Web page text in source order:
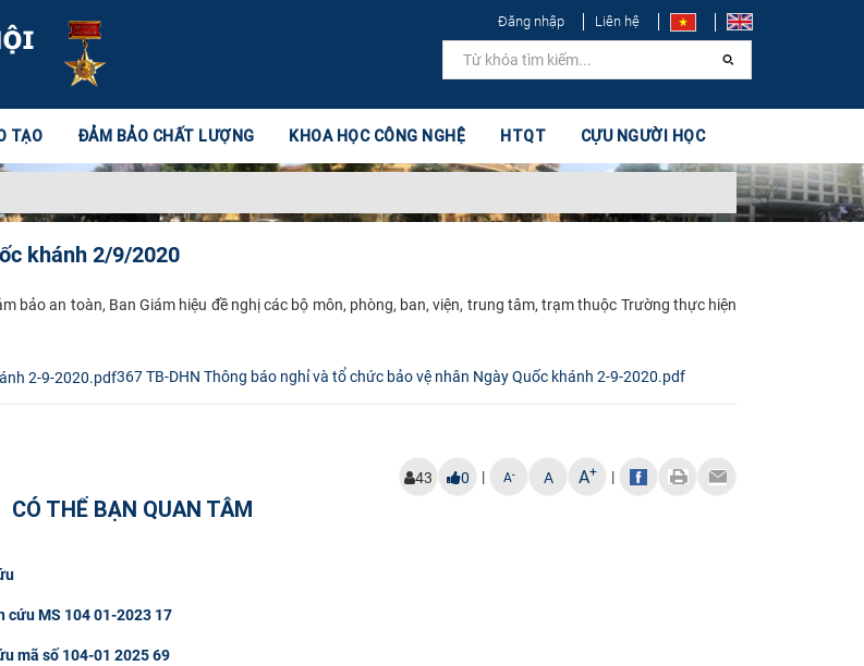
Đăng nhập Liên hệ
TẠO ĐẢM BẢO CHẤT LƯỢNG KHOA HỌC CÔNG NGHỆ HTQT CỰU NGƯỜI HỌC
khánh 2/9/2020
bảo an toàn, Ban Giám hiệu đề nghị các bộ môn, phòng, ban, viện, trung tâm, trạm thuộc Trường thực hiện
367 TB-DHN Thông báo nghỉ và tổ chức bảo vệ nhân Ngày Quốc khánh 2-9-2020.pdf
43 0 | A- A A+ |
CÓ THỂ BẠN QUAN TÂM
cứu MS 104 01-2023 17
mã số 104-01 2025 69